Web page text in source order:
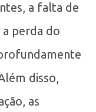
a falta de
perda do
disso,
as